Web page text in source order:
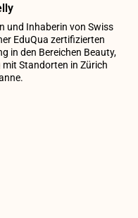
und Inhaberin von Swiss
EduQua zertifizierten
in den Bereichen Beauty,
Standorten in Zürich